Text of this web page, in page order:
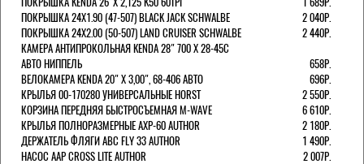
ПОКРЫШКА 24X1.90 (47-507) BLACK JACK SCHWALBE
2 040Р.
ПОКРЫШКА 24X2.00 (50-507) LAND CRUISER SCHWALBE
2 440Р.
КАМЕРА АНТИПРОКОЛЬНАЯ KENDA 28" 700 Х 28-45C
АВТО НИППЕЛЬ
658Р.
ВЕЛОКАМЕРА KENDA 20" Х 3,00", 68-406 АВТО
696Р.
КРЫЛЬЯ 00-170280 УНИВЕРСАЛЬНЫЕ HORST
2 550Р.
КОРЗИНА ПЕРЕДНЯЯ БЫСТРОСЪЕМНАЯ M-WAVE
6 610Р.
КРЫЛЬЯ ПОЛНОРАЗМЕРНЫЕ AXP-60 AUTHOR
2 180Р.
ДЕРЖАТЕЛЬ ФЛЯГИ АВС FLY 33 AUTHOR
1 490Р.
НАСОС AAP CROSS LITE AUTHOR
2 007Р.